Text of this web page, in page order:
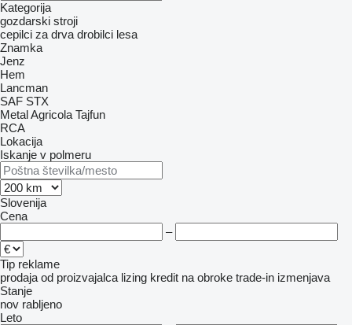
Kategorija
gozdarski stroji
cepilci za drva drobilci lesa
Znamka
Jenz
Hem
Lancman
SAF STX
Metal Agricola Tajfun
RCA
Lokacija
Iskanje v polmeru
Slovenija
Cena
–
Tip reklame
prodaja od proizvajalca lizing kredit na obroke trade-in izmenjava
Stanje
nov rabljeno
Leto